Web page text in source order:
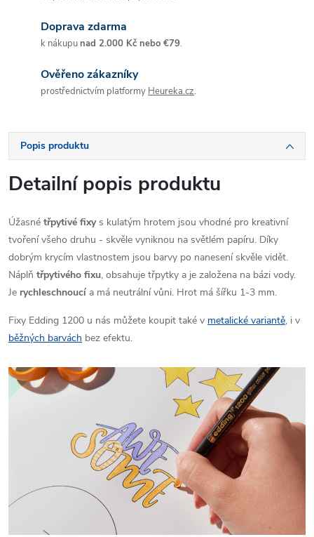
Doprava zdarma
k nákupunad 2.000 Kč nebo €79.
Ověřeno zákazníky
prostřednictvím platformy Heureka.cz.
Popis produktu
Detailní popis produktu
Úžasné třpytivé fixys kulatým hrotem jsou vhodné pro kreativní
tvoření všeho druhu - skvěle vyniknou na světlém papíru. Díky
dobrým krycím vlastnostem jsou barvy po nanesení skvěle vidět.
Náplň třpytivého fixu, obsahuje třpytky a je založena na bázi vody.
Je rychleschnoucí a má neutrální vůni. Hrot má šířku 1-3 mm.
Fixy Edding 1200 u nás můžete koupit také v metalické variantě, i v
běžných barvách bez efektu.